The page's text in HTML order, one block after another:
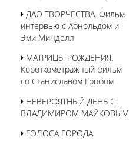
ДАО ТВОРЧЕСТВА. Фильм-
интервью с Арнольдом и
Эми Минделл
МАТРИЦЫ РОЖДЕНИЯ.
Короткометражный фильм
со Станиславом Грофом
НЕВЕРОЯТНЫЙ ДЕНЬ С
ВЛАДИМИРОМ МАЙКОВЫМ
ГОЛОСА ГОРОДА